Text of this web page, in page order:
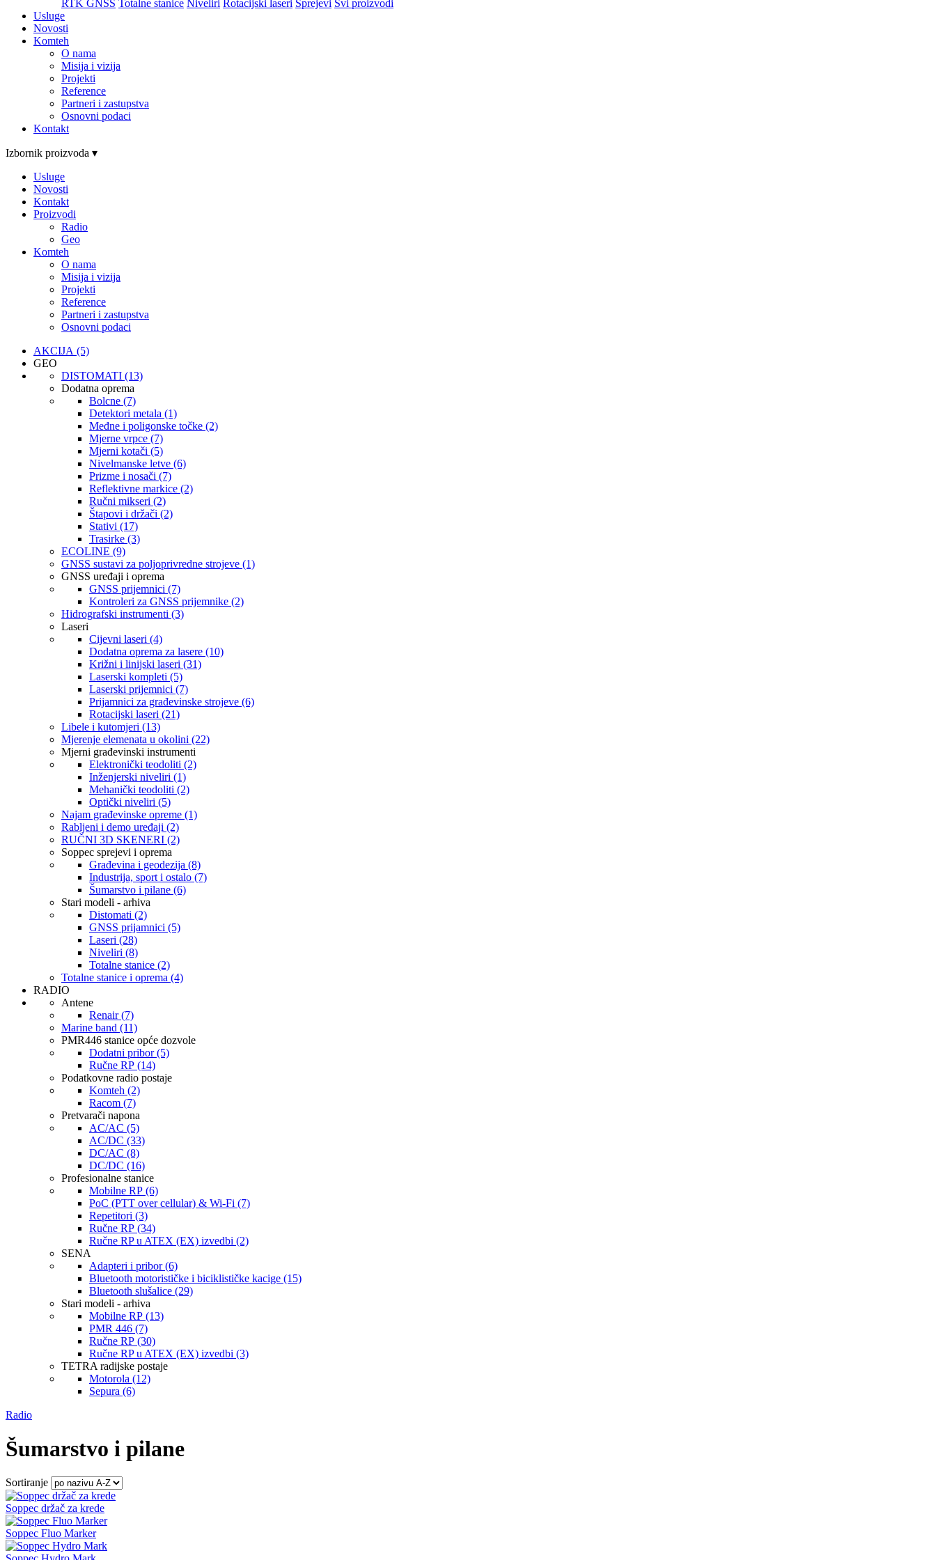
RTK GNSS Totalne stanice Niveliri Rotacijski laseri Sprejevi Svi proizvodi
Usluge
Novosti
Komteh
O nama
Misija i vizija
Projekti
Reference
Partneri i zastupstva
Osnovni podaci
Kontakt
Izbornik proizvoda ▾
Usluge
Novosti
Kontakt
Proizvodi
Radio
Geo
Komteh
O nama
Misija i vizija
Projekti
Reference
Partneri i zastupstva
Osnovni podaci
AKCIJA (5)
GEO
DISTOMATI (13)
Dodatna oprema
Bolcne (7)
Detektori metala (1)
Međne i poligonske točke (2)
Mjerne vrpce (7)
Mjerni kotači (5)
Nivelmanske letve (6)
Prizme i nosači (7)
Reflektivne markice (2)
Ručni mikseri (2)
Štapovi i držači (2)
Stativi (17)
Trasirke (3)
ECOLINE (9)
GNSS sustavi za poljoprivredne strojeve (1)
GNSS uređaji i oprema
GNSS prijemnici (7)
Kontroleri za GNSS prijemnike (2)
Hidrografski instrumenti (3)
Laseri
Cijevni laseri (4)
Dodatna oprema za lasere (10)
Križni i linijski laseri (31)
Laserski kompleti (5)
Laserski prijemnici (7)
Prijamnici za građevinske strojeve (6)
Rotacijski laseri (21)
Libele i kutomjeri (13)
Mjerenje elemenata u okolini (22)
Mjerni građevinski instrumenti
Elektronički teodoliti (2)
Inženjerski niveliri (1)
Mehanički teodoliti (2)
Optički niveliri (5)
Najam građevinske opreme (1)
Rabljeni i demo uređaji (2)
RUČNI 3D SKENERI (2)
Soppec sprejevi i oprema
Građevina i geodezija (8)
Industrija, sport i ostalo (7)
Šumarstvo i pilane (6)
Stari modeli - arhiva
Distomati (2)
GNSS prijamnici (5)
Laseri (28)
Niveliri (8)
Totalne stanice (2)
Totalne stanice i oprema (4)
RADIO
Antene
Renair (7)
Marine band (11)
PMR446 stanice opće dozvole
Dodatni pribor (5)
Ručne RP (14)
Podatkovne radio postaje
Komteh (2)
Racom (7)
Pretvarači napona
AC/AC (5)
AC/DC (33)
DC/AC (8)
DC/DC (16)
Profesionalne stanice
Mobilne RP (6)
PoC (PTT over cellular) & Wi-Fi (7)
Repetitori (3)
Ručne RP (34)
Ručne RP u ATEX (EX) izvedbi (2)
SENA
Adapteri i pribor (6)
Bluetooth motorističke i biciklističke kacige (15)
Bluetooth slušalice (29)
Stari modeli - arhiva
Mobilne RP (13)
PMR 446 (7)
Ručne RP (30)
Ručne RP u ATEX (EX) izvedbi (3)
TETRA radijske postaje
Motorola (12)
Sepura (6)
Radio
Šumarstvo i pilane
Sortiranje
Soppec držač za krede
Soppec Fluo Marker